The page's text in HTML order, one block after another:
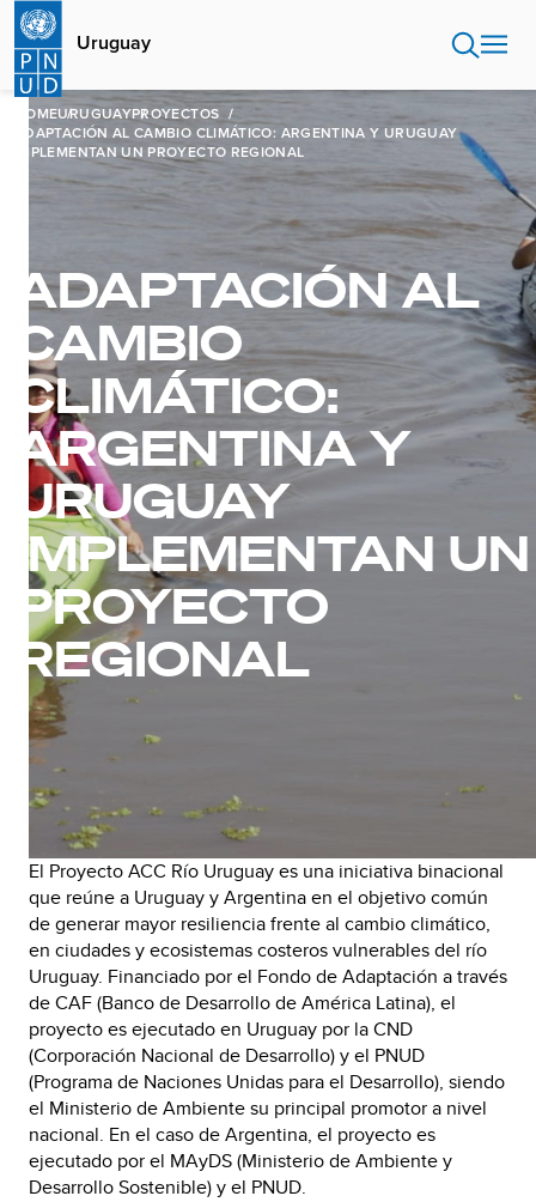
Pasar
contenido
principal
Uruguay
HOMEURUGUAYPROYECTOS
ADAPTACIÓN AL CAMBIO CLIMÁTICO: ARGENTINA Y URUGUAY
IMPLEMENTAN UN PROYECTO REGIONAL
ADAPTACIÓN AL
CAMBIO
CLIMÁTICO:
ARGENTINA Y
URUGUAY
IMPLEMENTAN UN
PROYECTO
REGIONAL
El Proyecto ACC Río Uruguay es una iniciativa binacional
que reúne a Uruguay y Argentina en el objetivo común
de generar mayor resiliencia frente al cambio climático,
en ciudades y ecosistemas costeros vulnerables del río
Uruguay. Financiado por el Fondo de Adaptación a través
de CAF (Banco de Desarrollo de América Latina), el
proyecto es ejecutado en Uruguay por la CND
(Corporación Nacional de Desarrollo) y el PNUD
(Programa de Naciones Unidas para el Desarrollo), siendo
el Ministerio de Ambiente su principal promotor a nivel
nacional. En el caso de Argentina, el proyecto es
ejecutado por el MAyDS (Ministerio de Ambiente y
Desarrollo Sostenible) y el PNUD.